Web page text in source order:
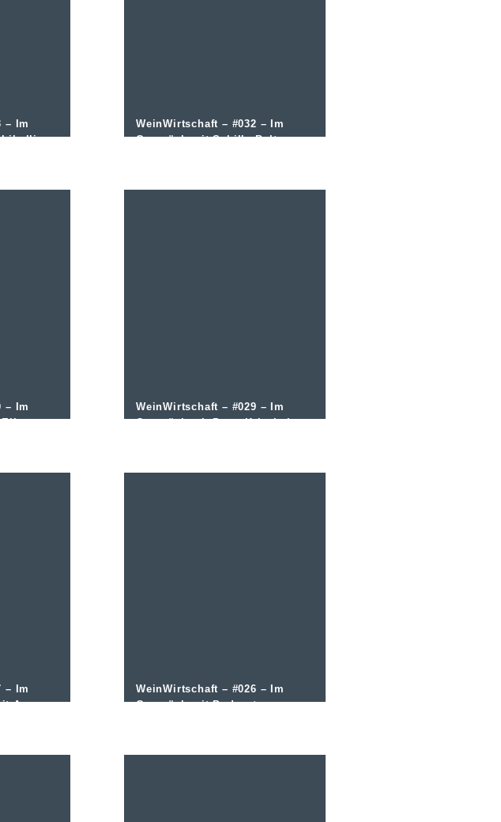
– Im
Libelli
WeinWirtschaft – #032 – Im
Gespräch mit Sybille Bultmann
– Im
von
WeinWirtschaft – #029 – Im
Gespräch mit Peter Kriechel
– Im
Ansgar
WeinWirtschaft – #026 – Im
Gespräch mit Podcast